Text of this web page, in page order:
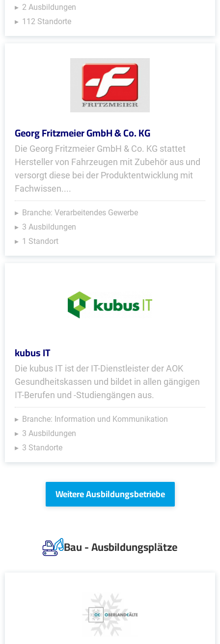
2 Ausbildungen
112 Standorte
Georg Fritzmeier GmbH & Co. KG
Die Georg Fritzmeier GmbH & Co. KG stattet
Hersteller von Fahrzeugen mit Zubehör aus und
versorgt diese bei der Produktentwicklung mit
Fachwissen....
Branche: Verarbeitendes Gewerbe
3 Ausbildungen
1 Standort
kubus IT
Die kubus IT ist der IT-Dienstleister der AOK
Gesundheitskassen und bildet in allen gängigen
IT-Berufen und -Studiengängen aus.
Branche: Information und Kommunikation
3 Ausbildungen
3 Standorte
Weitere Ausbildungsbetriebe
Bau - Ausbildungsplätze